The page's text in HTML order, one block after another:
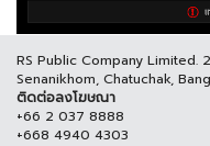
RS Public Company Limited.
Senanikhom, Chatuchak,
ติดต่อลงโฆษณา
+66 2 037 8888
+668 4940 4303